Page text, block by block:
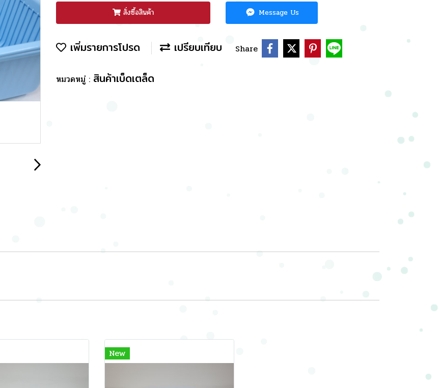
สั่งซื้อสินค้า Message Us
เพิ่มรายการโปรด เปรียบเทียบ Share
หมวดหมู่ : สินค้าเบ็ดเตล็ด
New